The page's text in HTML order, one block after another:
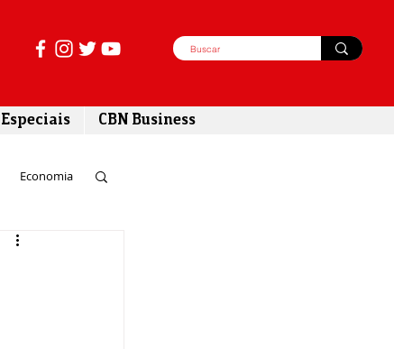
Especiais CBN Business
Economia